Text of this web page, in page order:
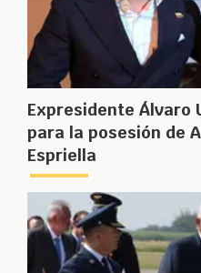
Expresidente Álvaro
para la posesión de
Espriella